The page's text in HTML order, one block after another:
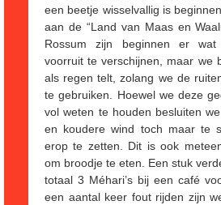
een beetje wisselvallig is
aan de “Land van Maas en
Rossum zijn beginnen er
voorruit te verschijnen, maar we
als regen telt, zolang we de
te gebruiken. Hoewel we deze
vol weten te houden besluiten
en koudere wind toch maar te
erop te zetten. Dit is ook
om broodje te eten. Een stuk
totaal 3 Méhari’s bij een café
een aantal keer fout rijden zijn